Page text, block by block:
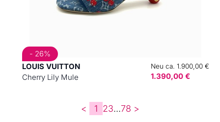
LOUIS VUITTON
Cherry Lily Mule
Neu ca. 1.900,00 €
1.390,00 €
- 26%
< 1 23...78 >